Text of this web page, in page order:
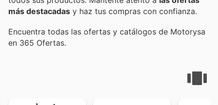
más destacadas y haz tus compras con confianza.
Encuentra todas las ofertas y catálogos de Motorysa
en 365 Ofertas.